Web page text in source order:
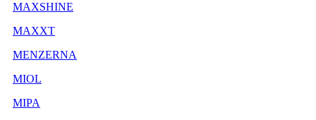
MAXSHINE
MAXXT
MENZERNA
MIOL
MIPA